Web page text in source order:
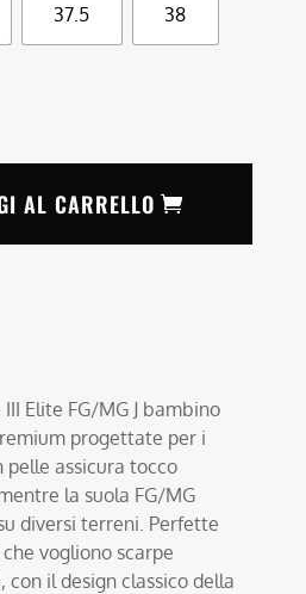
37.5 38
AL CARRELLO
Elite FG/MG J bambino
progettate per i
pelle assicura tocco
la suola FG/MG
diversi terreni. Perfette
vogliono scarpe
il design classico della